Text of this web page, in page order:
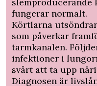
fungerar normalt.
Körtlarna
som påverkar
tarmkanalen.
infektioner i
svårt att ta upp
Diagnosen är